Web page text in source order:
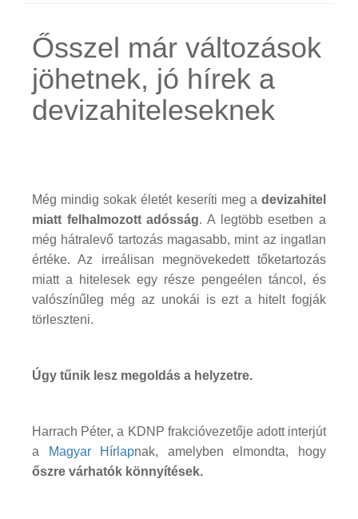
Ősszel már változások
jöhetnek, jó hírek a
devizahiteleseknek
Még mindig sokak életét keseríti meg a devizahitel
miatt felhalmozott adósság. A legtöbb esetben a
még hátralevő tartozás magasabb, mint az ingatlan
értéke. Az irreálisan megnövekedett tőketartozás
miatt a hitelesek egy része pengeélen táncol, és
valószínűleg még az unokái is ezt a hitelt fogják
törleszteni.
Úgy tűnik lesz megoldás a helyzetre.
Harrach Péter, a KDNP frakcióvezetője adott interjút
a
Magyar Hírlapnak, amelyben elmondta, hogy
őszre várhatók könnyítések.